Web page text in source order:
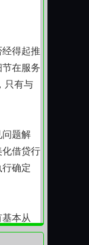
得起推
在服务
只有与
问题解
化借贷行
确定
本从
票。它不